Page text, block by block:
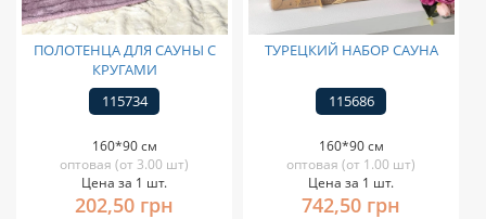
ПОЛОТЕНЦА ДЛЯ САУНЫ С
КРУГАМИ
115734
160*90 см
оптовая (от 3.00 шт)
Цена за 1 шт.
202,50 грн
ТУРЕЦКИЙ НАБОР САУНА
115686
160*90 см
оптовая (от 1.00 шт)
Цена за 1 шт.
742,50 грн